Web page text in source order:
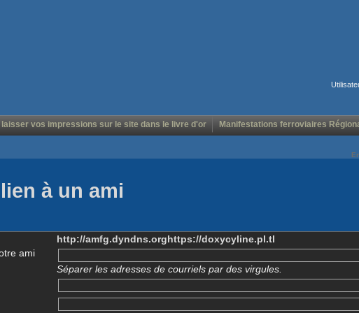
laisser vos impressions sur le site dans le livre d'or Manifestations ferroviaires
à un ami
http://amfg.dyndns.orghttps://doxycyline.pl.tl
ami
Séparer les adresses de courriels par des virgules.